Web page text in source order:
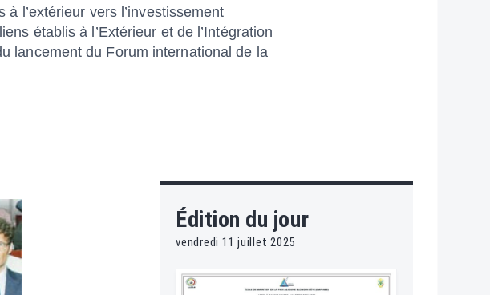
l’extérieur vers l’investissement
établis à l’Extérieur et de l’Intégration
lancement du Forum international de la
Édition du jour
vendredi 11 juillet 2025